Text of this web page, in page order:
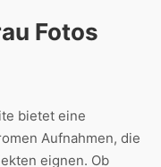
Fotos
bietet eine
Aufnahmen, die
eignen. Ob